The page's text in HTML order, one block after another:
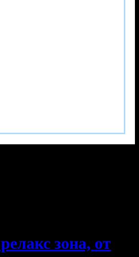
зона, от